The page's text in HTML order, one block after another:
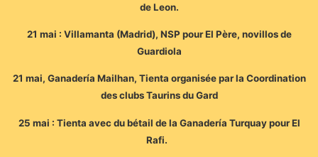
de Leon.
21 mai : Villamanta (Madrid), NSP pour El Père, novillos de
Guardiola
21 mai, Ganadería Mailhan, Tienta organisée par la Coordination
des clubs Taurins du Gard
25 mai : Tienta avec du bétail de la Ganadería Turquay pour El
Rafi.